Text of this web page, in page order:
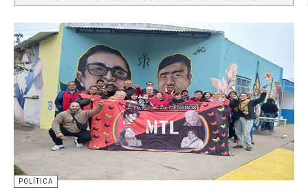
POLÍTICA